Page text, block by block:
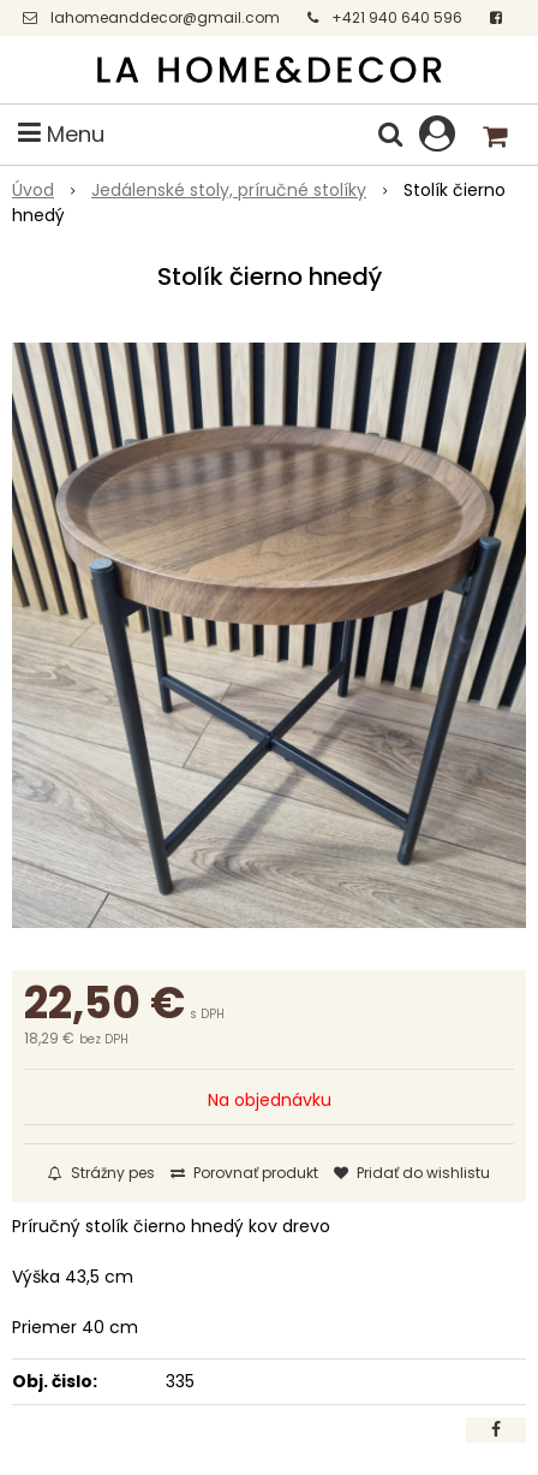
lahomeanddecor@gmail.com
+421 940 640 596
Facebook
Menu
Úvod Jedálenské stoly, príručné stolíky
Stolík čierno
hnedý
Stolík čierno hnedý
22,50€ s DPH
18,29 € bez DPH
Na objednávku
Strážny pes Porovnať produkt Pridať do wishlistu
Príručný stolík čierno hnedý kov drevo
Výška 43,5 cm
Priemer 40 cm
Obj. čislo: 335